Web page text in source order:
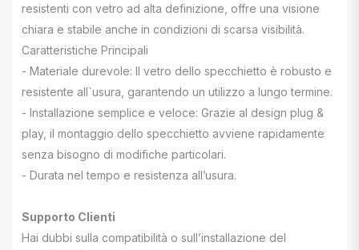
resistenti con vetro ad alta definizione, offre una visione
chiara e stabile anche in condizioni di scarsa visibilità.
Caratteristiche Principali
- Materiale durevole: Il vetro dello specchietto è robusto e
resistente all`usura, garantendo un utilizzo a lungo termine.
- Installazione semplice e veloce: Grazie al design plug &
play, il montaggio dello specchietto avviene rapidamente
senza bisogno di modifiche particolari.
- Durata nel tempo e resistenza all’usura.
Supporto Clienti
Hai dubbi sulla compatibilità o sull’installazione del